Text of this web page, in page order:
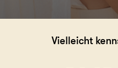
Vielleicht